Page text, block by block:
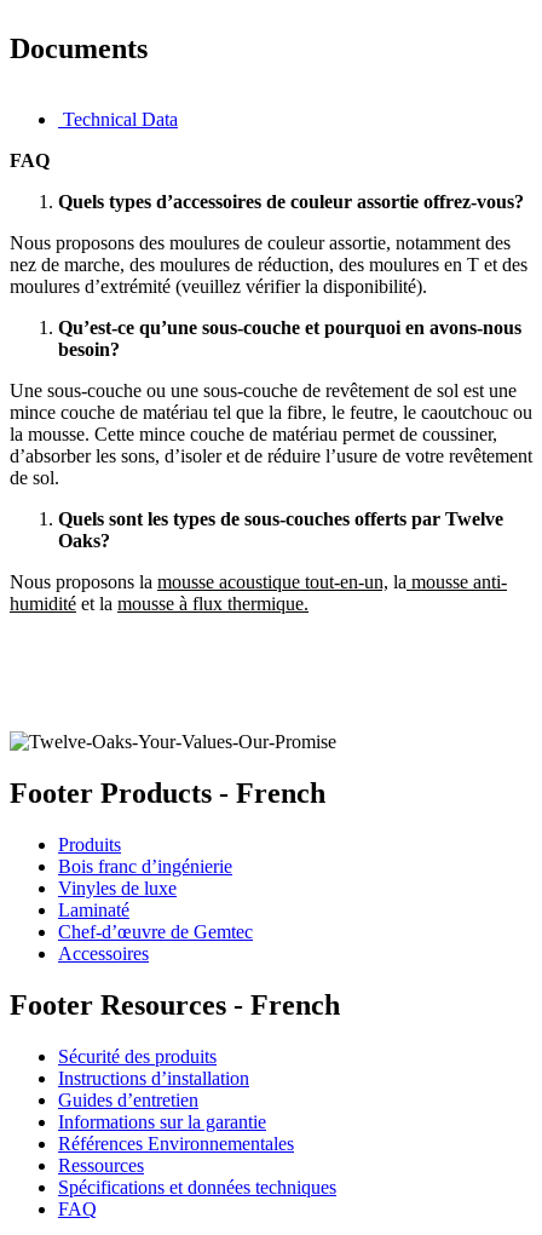
Documents
Technical Data
FAQ
Quels types d’accessoires de couleur assortie offrez-vous?
Nous proposons des moulures de couleur assortie, notamment des
nez de marche, des moulures de réduction, des moulures en T et des
moulures d’extrémité (veuillez vérifier la disponibilité).
Qu’est-ce qu’une sous-couche et pourquoi en avons-nous
besoin?
Une sous-couche ou une sous-couche de revêtement de sol est une
mince couche de matériau tel que la fibre, le feutre, le caoutchouc ou
la mousse. Cette mince couche de matériau permet de coussiner,
d’absorber les sons, d’isoler et de réduire l’usure de votre revêtement
de sol.
Quels sont les types de sous-couches offerts par Twelve
Oaks?
Nous proposons la mousse acoustique tout-en-un, la mousse anti-
humidité et la mousse à flux thermique.
Footer Products - French
Produits
Bois franc d’ingénierie
Vinyles de luxe
Laminaté
Chef-d’œuvre de Gemtec
Accessoires
Footer Resources - French
Sécurité des produits
Instructions d’installation
Guides d’entretien
Informations sur la garantie
Références Environnementales
Ressources
Spécifications et données techniques
FAQ